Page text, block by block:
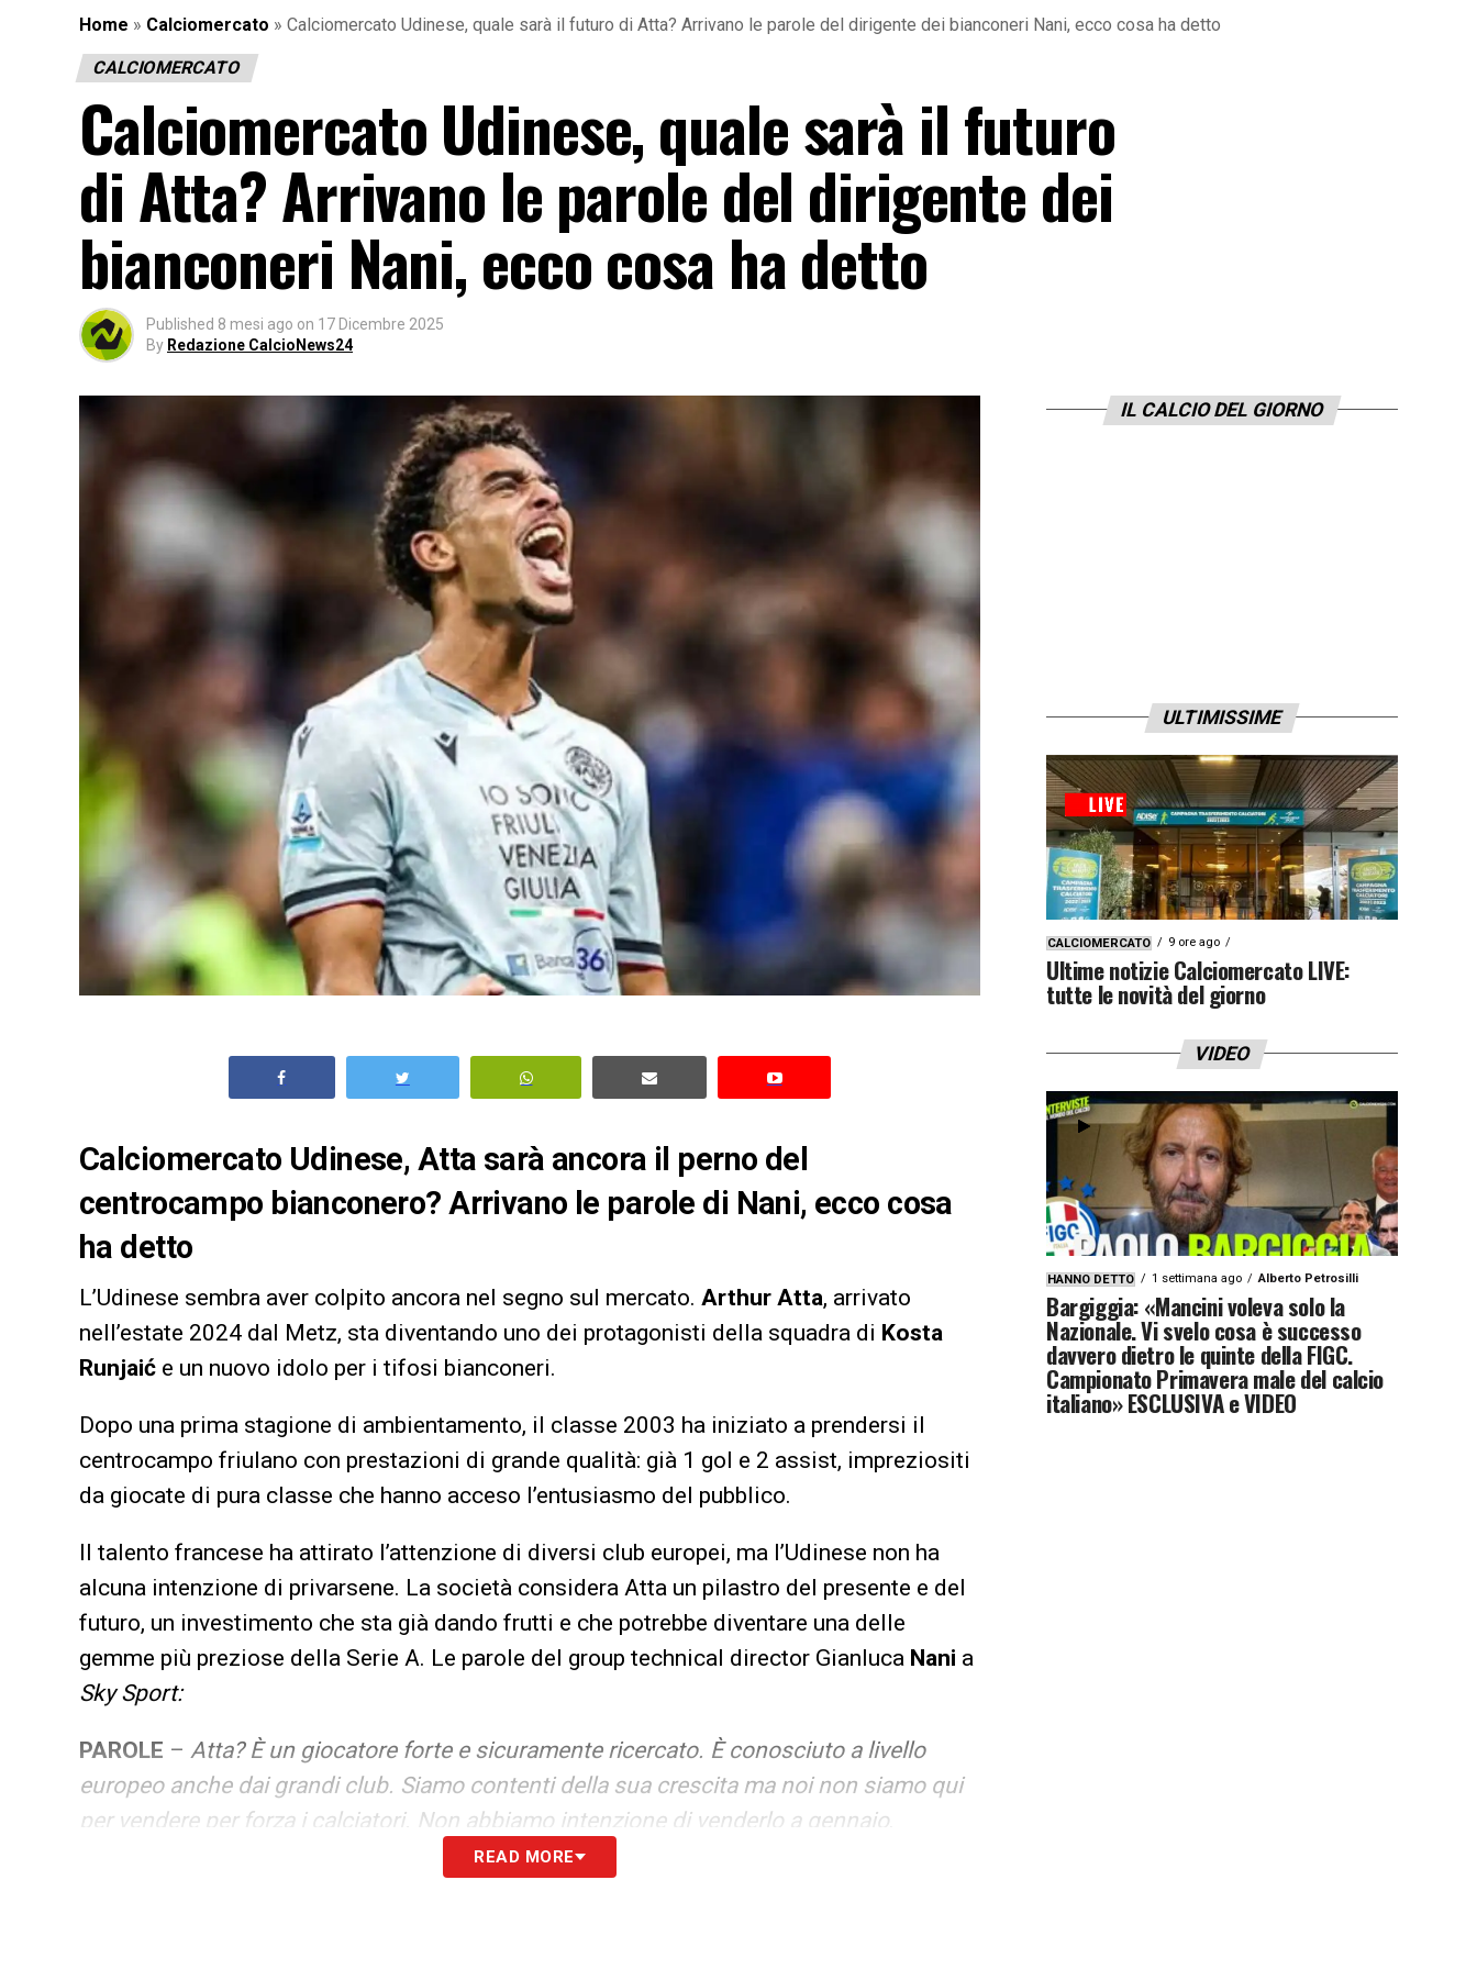
Home » Calciomercato » Calciomercato Udinese, quale sarà il futuro di Atta? Arrivano le parole del dirigente dei bianconeri Nani, ecco cosa ha detto
CALCIOMERCATO
Calciomercato Udinese, quale sarà il futuro
di Atta? Arrivano le parole del dirigente dei
bianconeri Nani, ecco cosa ha detto
Published 8 mesi ago on 17 Dicembre 2025
By Redazione CalcioNews24
Calciomercato Udinese, Atta sarà ancora il perno del
centrocampo bianconero? Arrivano le parole di Nani, ecco cosa
ha detto
L’Udinese sembra aver colpito ancora nel segno sul mercato. Arthur Atta, arrivato
nell’estate 2024 dal Metz, sta diventando uno dei protagonisti della squadra di Kosta
Runjaić e un nuovo idolo per i tifosi bianconeri.
Dopo una prima stagione di ambientamento, il classe 2003 ha iniziato a prendersi il
centrocampo friulano con prestazioni di grande qualità: già 1 gol e 2 assist, impreziositi
da giocate di pura classe che hanno acceso l’entusiasmo del pubblico.
Il talento francese ha attirato l’attenzione di diversi club europei, ma l’Udinese non ha
alcuna intenzione di privarsene. La società considera Atta un pilastro del presente e del
futuro, un investimento che sta già dando frutti e che potrebbe diventare una delle
gemme più preziose della Serie A. Le parole del group technical director Gianluca Nani a
Sky Sport:
PAROLE – Atta? È un giocatore forte e sicuramente ricercato. È conosciuto a livello
europeo anche dai grandi club. Siamo contenti della sua crescita ma noi non siamo qui
per vendere per forza i calciatori. Non abbiamo intenzione di venderlo a gennaio
Ultime Notizie Serie A: tutte le novità del giorno sul massimo
READ MORE
IL CALCIO DEL GIORNO
ULTIMISSIME
CALCIOMERCATO 9 ore ago
Ultime notizie Calciomercato LIVE:
tutte le novità del giorno
VIDEO
HANNO DETTO 1 settimana ago Alberto Petrosilli
Bargiggia: «Mancini voleva solo la
Nazionale. Vi svelo cosa è successo
davvero dietro le quinte della FIGC.
Campionato Primavera male del calcio
italiano» ESCLUSIVA e VIDEO